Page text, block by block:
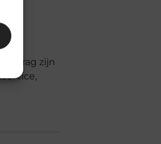
zijn